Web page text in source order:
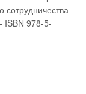
сотрудничества
ISBN 978-5-